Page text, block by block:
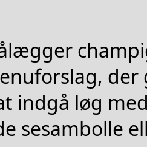
der
indgå løg
sesambolle